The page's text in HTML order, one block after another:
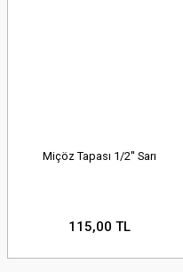
Miçöz Tapası 1/2'' Sarı
115,00 TL